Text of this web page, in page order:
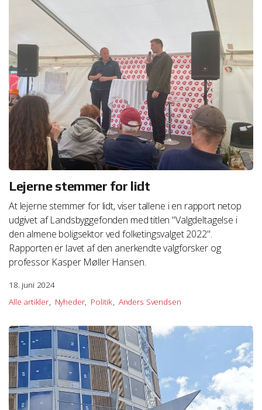
Lejerne stemmer for lidt
At lejerne stemmer for lidt, viser tallene i en rapport netop
udgivet af Landsbyggefonden med titlen "Valgdeltagelse i
den almene boligsektor ved folketingsvalget 2022".
Rapporten er lavet af den anerkendte valgforsker og
professor Kasper Møller Hansen.
18. juni 2024
Alle artikler
Nyheder Politik Anders Svendsen